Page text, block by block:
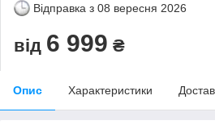
Відправка з 08 вересня 2026
від 6 999 ₴
Опис Характеристики